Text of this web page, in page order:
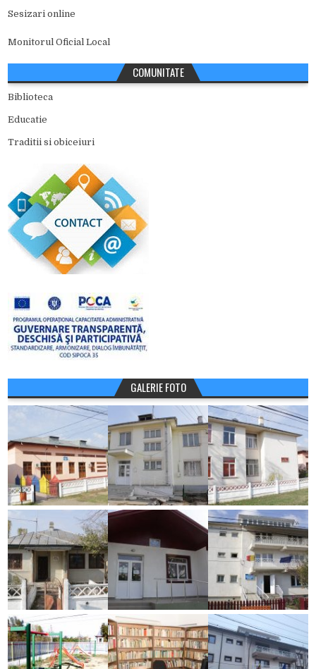
Sesizari online
Monitorul Oficial Local
COMUNITATE
Biblioteca
Educatie
Traditii si obiceiuri
GALERIE FOTO